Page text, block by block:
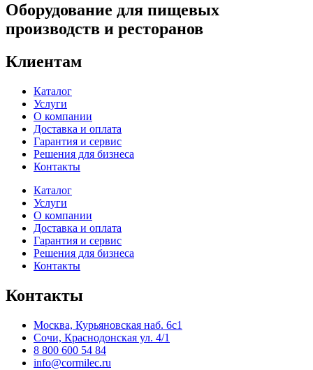
Оборудование для пищевых
производств и ресторанов
Клиентам
Каталог
Услуги
О компании
Доставка и оплата
Гарантия и сервис
Решения для бизнеса
Контакты
Каталог
Услуги
О компании
Доставка и оплата
Гарантия и сервис
Решения для бизнеса
Контакты
Контакты
Москва, Курьяновская наб. 6с1
Сочи, Краснодонская ул. 4/1
8 800 600 54 84
info@cormilec.ru